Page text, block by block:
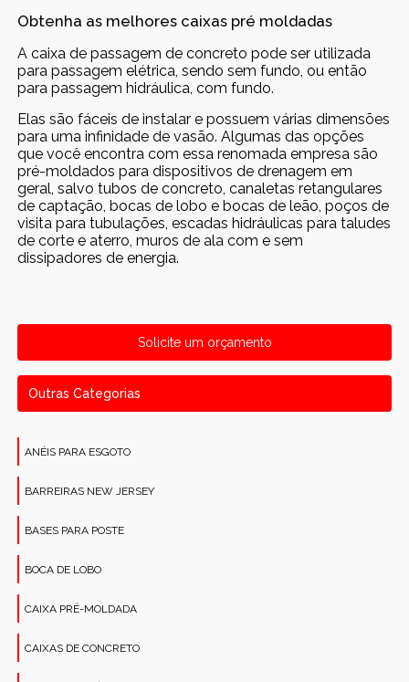
Obtenha as melhores caixas pré moldadas
A caixa de passagem de concreto pode ser utilizada
para passagem elétrica, sendo sem fundo, ou então
para passagem hidráulica, com fundo.
Elas são fáceis de instalar e possuem várias dimensões
para uma infinidade de vasão. Algumas das opções
que você encontra com essa renomada empresa são
pré-moldados para dispositivos de drenagem em
geral, salvo tubos de concreto, canaletas retangulares
de captação, bocas de lobo e bocas de leão, poços de
visita para tubulações, escadas hidráulicas para taludes
de corte e aterro, muros de ala com e sem
dissipadores de energia.
Solicite um orçamento
Outras Categorias
ANÉIS PARA ESGOTO
BARREIRAS NEW JERSEY
BASES PARA POSTE
BOCA DE LOBO
CAIXA PRÉ-MOLDADA
CAIXAS DE CONCRETO